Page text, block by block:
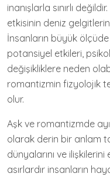
inanışlarla sınırlı
etkisinin deniz
İnsanların büyük
potansiyel etkileri,
değişikliklere neden
romantizmin fizyolojik
olur.
Aşk ve romantizmde
olarak derin bir anlam
dünyalarını ve
asırlardır insanların